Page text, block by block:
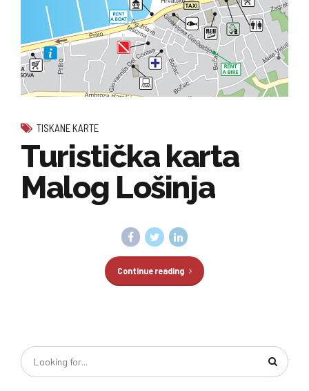
TISKANE KARTE
Turistička karta
Malog Lošinja
Continue reading